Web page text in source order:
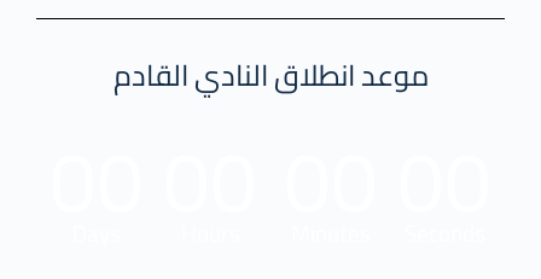
موعد انطلاق النادي القادم